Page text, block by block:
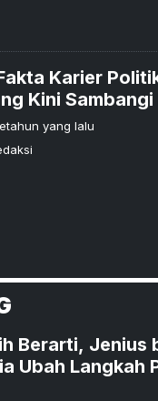
Karier
Kini
yang lalu
Berarti, Jenius
Ubah Langkah